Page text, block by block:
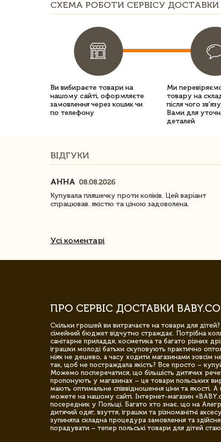
СХЕМА РОБОТИ СЕРВІСУ ДОСТАВКИ
Ви вибираєте товари на
нашому сайті, оформляєте
замовлення через кошик чи
по телефону
Ми
товару на
після чого
Вами для
деталей
ВІДГУКИ
АННА 08.08.2026
Купувала пляшечку проти коліків. Цей варіант
спрацював. якістю та ціною задоволена.
Усі коментарі
ПРО СЕРВІС ДОСТАВКИ
Скільки грошей ви витрачаєте на товари для
сімейний бюджет відчутно страждає. Потрібна
санітарне приладдя, косметика та багато різних
іграшки молоді батьки скуповують практично
ніяк не дешево, а часу ходити магазинами зовсім
так, щоб не постраждала якість? Все просто –
Можемо посперечатися, що більшість дитячих
пропонують у магазинах – це товари польських
мають оптимальне співвідношення ціни та якості.
можете на нашому сайті. Інтернет-магазин
посередник у Польщі. Багато хто знає, що на
дитячий одяг, взуття, іграшки та різноманітні
зупиняла складна процедура замовлення та
порадувати – тепер польські товари для дітей